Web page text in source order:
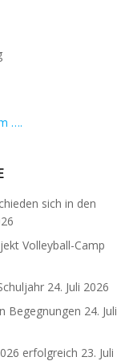
….
sich in den
Volleyball-Camp
24. Juli 2026
Begegnungen 24. Juli
erfolgreich 23. Juli